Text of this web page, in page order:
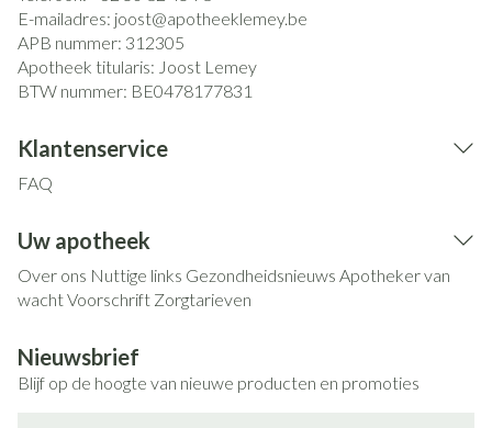
E-mailadres: joost@apotheeklemey.be
APB nummer: 312305
Apotheek titularis: Joost Lemey
BTW nummer: BE0478177831
Klantenservice
FAQ
Uw apotheek
Over ons Nuttige links Gezondheidsnieuws Apotheker van
wachtVoorschrift Zorgtarieven
Nieuwsbrief
Blijf op de hoogte van nieuwe producten en promoties